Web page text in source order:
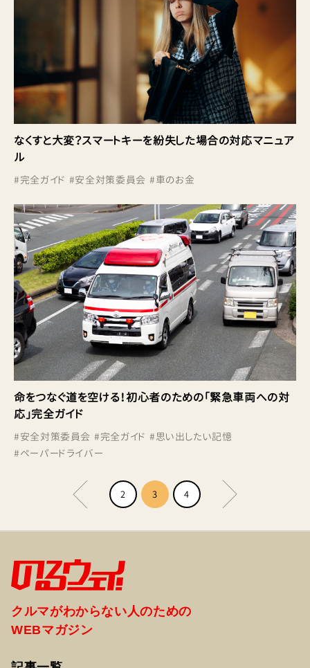
なくすと大変？スマートキーを紛失した場合の対応マニュア
ル
#完全ガイド #安全対策委員会 #車のお金
命をつなぐ道を空ける！初心者のための「緊急車両への対
応」完全ガイド
#安全対策委員会 #完全ガイド #思い出したい記憶
#ペーパードライバー
2 3 4
クルマがわからない人のための
WEBマガジン